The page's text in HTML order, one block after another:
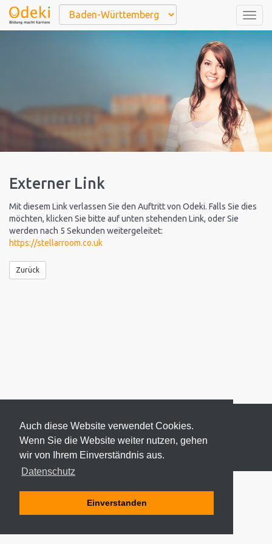
Auch diese Website verwendet Cookies.
Wenn Sie die Website weiter nutzen, gehen
wir von Ihrem Einverständnis aus.
Datenschutz
Einverstanden
Externer Link
Mit diesem Link verlassen Sie den Auftritt von Odeki. Falls Sie dies
möchten, klicken Sie bitte auf unten stehenden Link, oder Sie
werden nach 5 Sekunden weitergeleitet:
https://stellarroom.co.uk
Zurück
© 2026 ODEKI - ALLE RECHTE VORBEHALTEN